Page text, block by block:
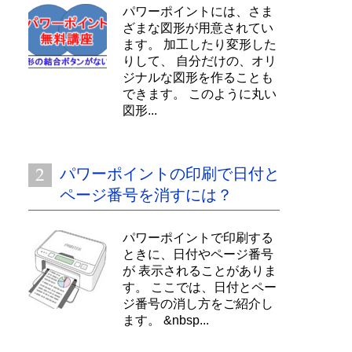
パワーポイントには、さま
ざまな図形が用意されてい
ます。 加工したり変形した
りして、 自分だけの、オリ
ジナルな図形を作ることも
できます。 このように丸い
図形...
パワーポイントの印刷で日付と
ページ番号を消すには？
パワーポイントで印刷する
ときに、日付やページ番号
が 表示されることがありま
す。 ここでは、日付とペー
ジ番号の消し方をご紹介し
ます。 &nbsp...